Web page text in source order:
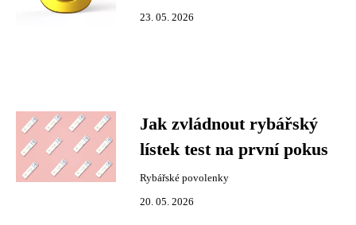
23. 05. 2026
Jak zvládnout rybářský
lístek test na první pokus
Rybářské povolenky
20. 05. 2026